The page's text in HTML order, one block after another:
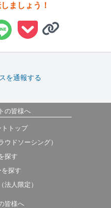
ましょう！
を通報する
の皆様へ
トップ
ウドソーシング）
探す
探す
法人限定）
皆様へ